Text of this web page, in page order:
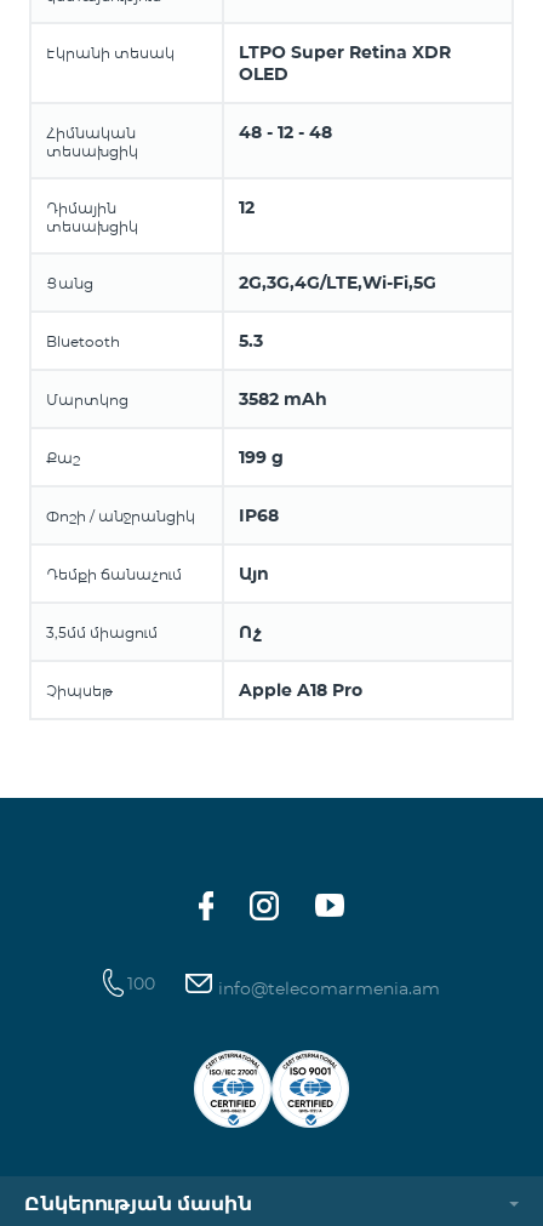
Էկրանի տեսակ
LTPO Super Retina XDR
OLED
Հիմնական
տեսախցիկ
48 - 12 - 48
Դիմային
տեսախցիկ
12
Ցանց 2G,3G,4G/LTE,Wi-Fi,5G
Bluetooth 5.3
Մարտկոց 3582 mAh
Քաշ 199 g
Փոշի / անջրանցիկ IP68
Դեմքի ճանաչում Այո
3,5մմ միացում Ոչ
Չիպսեթ Apple A18 Pro
100 info@telecomarmenia.am
Ընկերության մասին